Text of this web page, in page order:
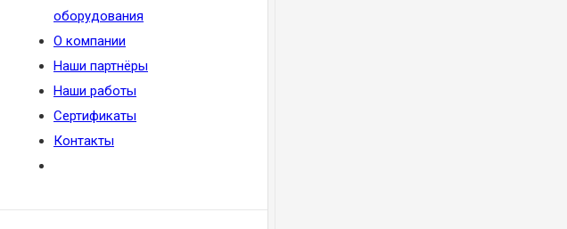
оборудования
О компании
Наши партнёры
Наши работы
Сертификаты
Контакты